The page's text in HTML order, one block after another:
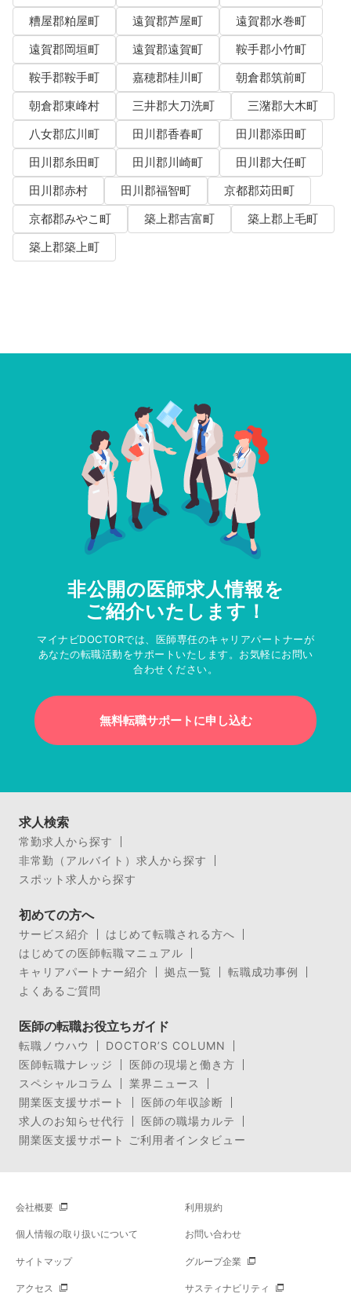
糟屋郡粕屋町
遠賀郡芦屋町
遠賀郡水巻町
遠賀郡岡垣町
遠賀郡遠賀町
鞍手郡小竹町
鞍手郡鞍手町
嘉穂郡桂川町
朝倉郡筑前町
朝倉郡東峰村
三井郡大刀洗町
三潴郡大木町
八女郡広川町
田川郡香春町
田川郡添田町
田川郡糸田町
田川郡川崎町
田川郡大任町
田川郡赤村
田川郡福智町
京都郡苅田町
京都郡みやこ町
築上郡吉富町
築上郡上毛町
築上郡築上町
非公開の医師求人情報を
ご紹介いたします！
マイナビDOCTORでは、医師専任のキャリアパートナーが
あなたの転職活動をサポートいたします。お気軽にお問い
合わせください。
無料転職サポートに申し込む
求人検索
常勤求人から探す
非常勤（アルバイト）求人から探す
スポット求人から探す
初めての方へ
サービス紹介
はじめて転職される方へ
はじめての医師転職マニュアル
キャリアパートナー紹介
拠点一覧
転職成功事例
よくあるご質問
医師の転職お役立ちガイド
転職ノウハウ
DOCTOR’S COLUMN
医師転職ナレッジ
医師の現場と働き方
スペシャルコラム
業界ニュース
開業医支援サポート
医師の年収診断
求人のお知らせ代行
医師の職場カルテ
開業医支援サポート ご利用者インタビュー
会社概要 利用規約
個人情報の取り扱いについて お問い合わせ
サイトマップ グループ企業
アクセス サスティナビリティ